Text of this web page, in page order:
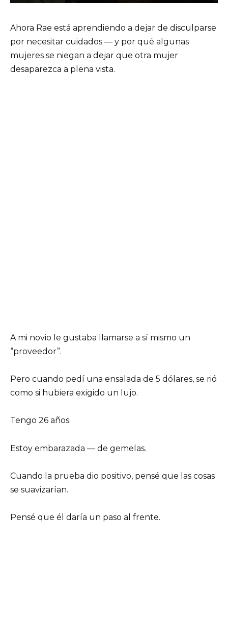
Ahora Rae está aprendiendo a dejar de disculparse
por necesitar cuidados — y por qué algunas
mujeres se niegan a dejar que otra mujer
desaparezca a plena vista.
A mi novio le gustaba llamarse a sí mismo un
“proveedor”.
Pero cuando pedí una ensalada de 5 dólares, se rió
como si hubiera exigido un lujo.
Tengo 26 años.
Estoy embarazada — de gemelas.
Cuando la prueba dio positivo, pensé que las cosas
se suavizarían.
Pensé que él daría un paso al frente.